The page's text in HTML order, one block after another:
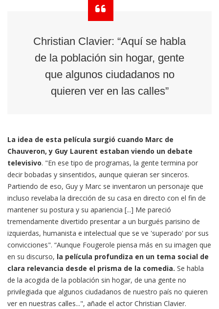
Christian Clavier: “Aquí se habla
de la población sin hogar, gente
que algunos ciudadanos no
quieren ver en las calles”
La idea de esta película surgió cuando Marc de
Chauveron, y Guy Laurent estaban viendo un debate
televisivo. "En ese tipo de programas, la gente termina por
decir bobadas y sinsentidos, aunque quieran ser sinceros.
Partiendo de eso, Guy y Marc se inventaron un personaje que
incluso revelaba la dirección de su casa en directo con el fin de
mantener su postura y su apariencia [...] Me pareció
tremendamente divertido presentar a un burgués parisino de
izquierdas, humanista e intelectual que se ve 'superado' por sus
convicciones". “Aunque Fougerole piensa más en su imagen que
en su discurso, la película profundiza en un tema social de
clara relevancia desde el prisma de la comedia. Se habla
de la acogida de la población sin hogar, de una gente no
privilegiada que algunos ciudadanos de nuestro país no quieren
ver en nuestras calles...", añade el actor Christian Clavier.